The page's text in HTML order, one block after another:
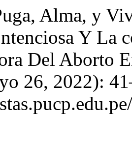
Alma, y
Y La
Del Aborto
26, 2022):